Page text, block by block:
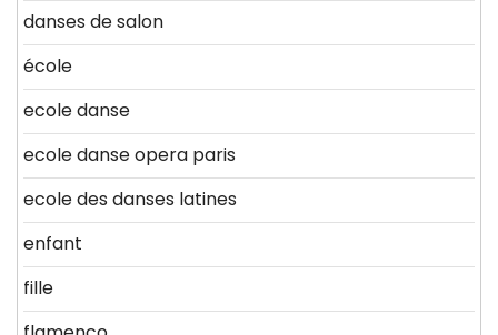
danses de salon
école
ecole danse
ecole danse opera paris
ecole des danses latines
enfant
fille